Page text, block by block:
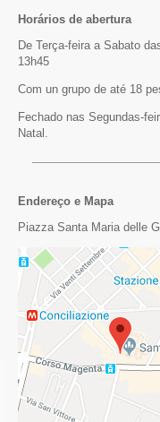
Horários de abertura
De Terça-feira a Sabato
13h45
Com un grupo de até 18
Fechado nas Segundas-
Natal.
Endereço e Mapa
Piazza Santa Maria delle